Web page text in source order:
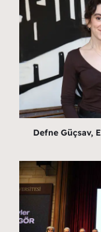
Defne Güçsav,